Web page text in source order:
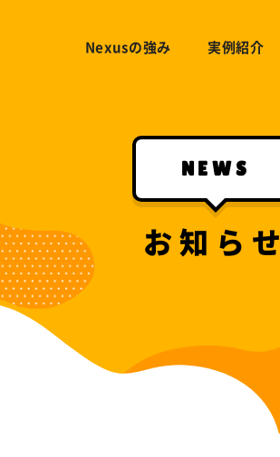
Nexusの強み 実例紹介
NEWS
お知らせ